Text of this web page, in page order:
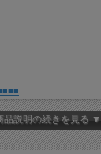
Type2) 』はこちら。
品説明の続きを見る ▼